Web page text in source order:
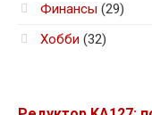
Финансы (29)
Хобби (32)